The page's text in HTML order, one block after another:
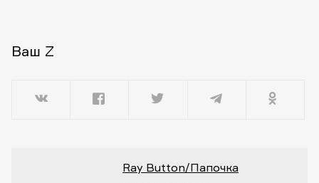
Ваш Z
Ray Button/Папочка